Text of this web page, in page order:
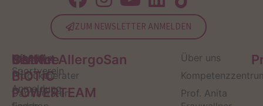
ZUM NEWSLETTER ANMELDEN
Service
Kontakt
Produktberater
Darmberater
OMNi-
BiOTiC
POWERTEAM
Infos zum
Sportverein
Anmeldung
Institut AllergoSan
Über uns
Prof. Anita